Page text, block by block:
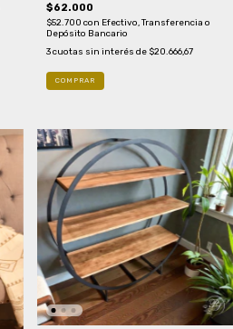
$62.000
$52.700 con Efectivo, Transferencia o
Depósito Bancario
3 cuotas sin interés de $20.666,67